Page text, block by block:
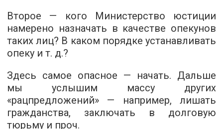
Второе — кого Министерство юстиции
намерено назначать в качестве опекунов
таких лиц? В каком порядке устанавливать
опеку и т. д.?
Здесь самое опасное — начать. Дальше
мы услышим массу других
«рацпредложений» — например, лишать
гражданства, заключать в долговую
тюрьму и проч.